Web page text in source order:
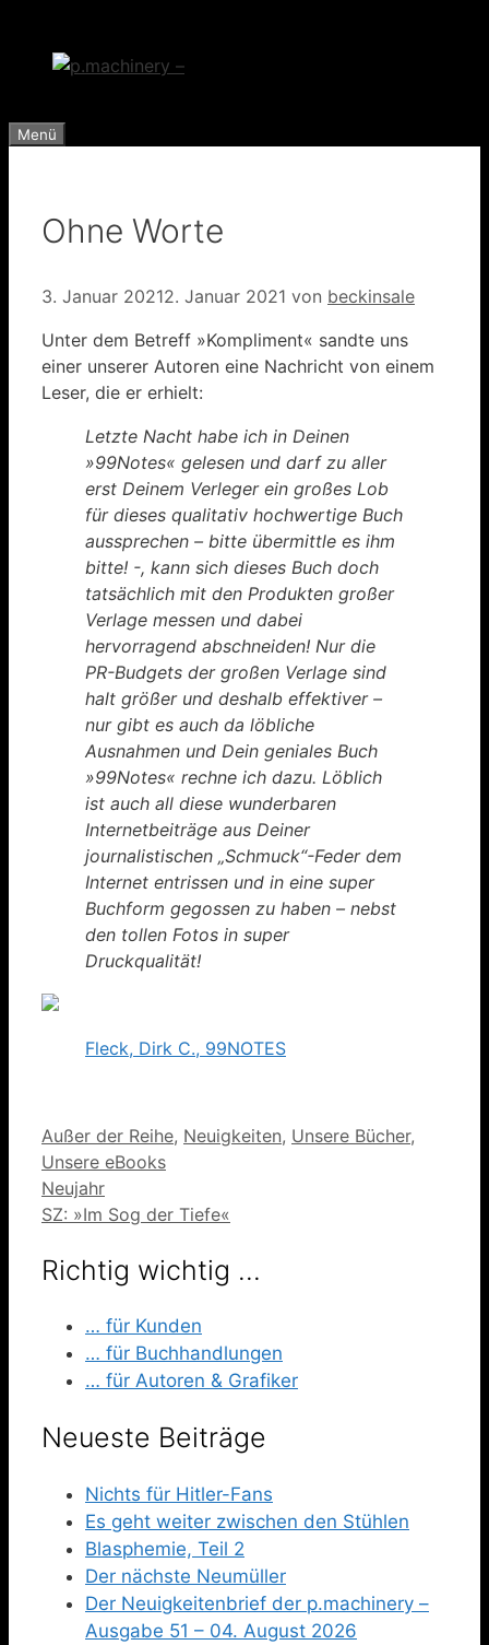
springen
Menü
Ohne Worte
3. Januar 20212. Januar 2021 von beckinsale
Unter dem Betreff »Kompliment« sandte uns
einer unserer Autoren eine Nachricht von einem
Leser, die er erhielt:
Letzte Nacht habe ich in Deinen
»99Notes« gelesen und darf zu aller
erst Deinem Verleger ein großes Lob
für dieses qualitativ hochwertige Buch
aussprechen – bitte übermittle es ihm
bitte! -, kann sich dieses Buch doch
tatsächlich mit den Produkten großer
Verlage messen und dabei
hervorragend abschneiden! Nur die
PR-Budgets der großen Verlage sind
halt größer und deshalb effektiver –
nur gibt es auch da löbliche
Ausnahmen und Dein geniales Buch
»99Notes« rechne ich dazu. Löblich
ist auch all diese wunderbaren
Internetbeiträge aus Deiner
journalistischen „Schmuck“-Feder dem
Internet entrissen und in eine super
Buchform gegossen zu haben – nebst
den tollen Fotos in super
Druckqualität!
Fleck, Dirk C., 99NOTES
Kategorien
Außer der Reihe, Neuigkeiten, Unsere Bücher,
Unsere eBooks
Neujahr
SZ: »Im Sog der Tiefe«
Richtig wichtig …
… für Kunden
… für Buchhandlungen
… für Autoren & Grafiker
Neueste Beiträge
Nichts für Hitler-Fans
Es geht weiter zwischen den Stühlen
Blasphemie, Teil 2
Der nächste Neumüller
Der Neuigkeitenbrief der p.machinery –
Ausgabe 51 – 04. August 2026